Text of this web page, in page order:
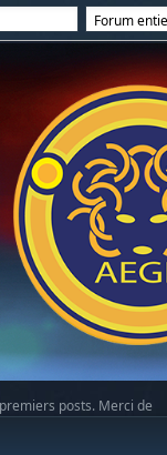
posts. Merci de